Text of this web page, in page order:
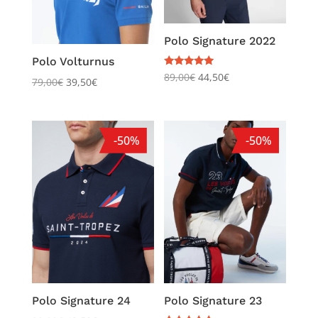
Polo Volturnus
79,00€ 39,50€
Polo Signature 2022
Note
5.00
89,00€ 44,50€
-50%
Polo Signature 24
-50%
Polo Signature 23